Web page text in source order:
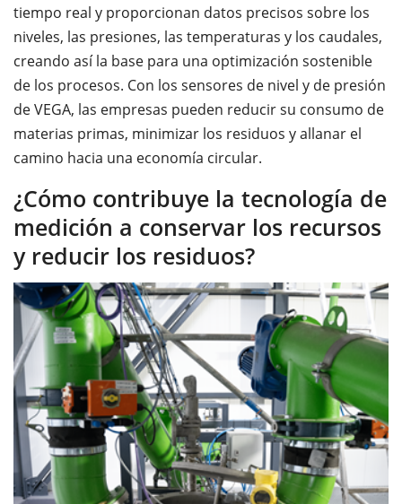
tiempo real y proporcionan datos precisos sobre los
niveles, las presiones, las temperaturas y los caudales,
creando así la base para una optimización sostenible
de los procesos. Con los sensores de nivel y de presión
de VEGA, las empresas pueden reducir su consumo de
materias primas, minimizar los residuos y allanar el
camino hacia una economía circular.
¿Cómo contribuye la tecnología de
medición a conservar los recursos
y reducir los residuos?